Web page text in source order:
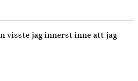
visste jag innerst inne att jag